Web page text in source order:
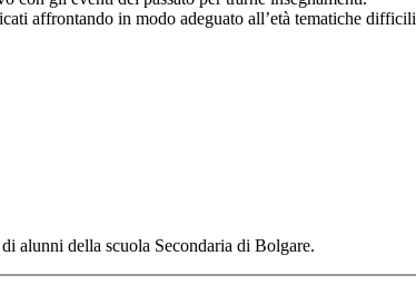
affrontando in modo adeguato all’età tematiche difficili
alunni della scuola Secondaria di Bolgare.